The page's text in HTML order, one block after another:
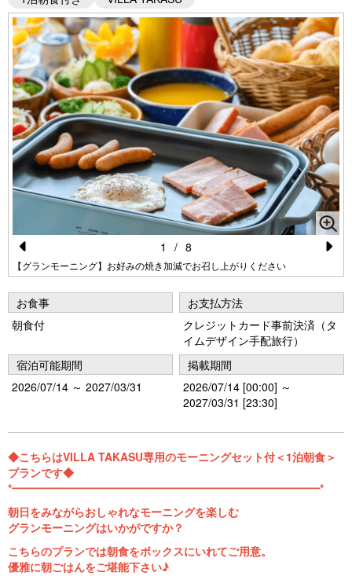
Pr
e
vi
o
u
s
【グランモーニング】お好みの焼き加減でお召し上がりください
e
xt
1 / 8
お食事
朝食付
お支払方法
クレジットカード事前決済（タ
イムデザイン手配旅行）
宿泊可能期間
2026/07/14 ～ 2027/03/31
掲載期間
2026/07/14 [00:00] ～
2027/03/31 [23:30]
◆こちらはVILLA TAKASU専用のモーニングセット付＜1泊朝食＞
プランです◆
*━━━━━━━━━━━━━━━━━━━━━━━━━━━━*
朝日をみながらおしゃれなモーニングを楽しむ
グランモーニングはいかがですか？
こちらのプランでは朝食をボックスにいれてご用意。
優雅に朝ごはんをご堪能下さい♪